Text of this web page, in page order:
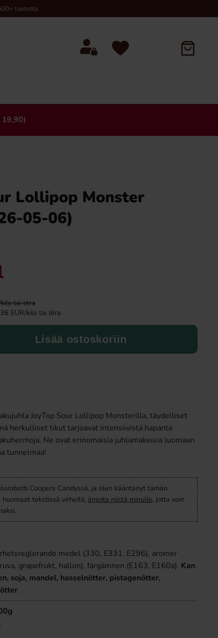
tuotetta
19,90)
Uusi!
Ronny & Ragge Buttcracker Chips Korv
Lollipop Monster
05-06)
tai litra
EUR/kilo tai litra
Lisää ostoskoriin
JoyTop Sour Lollipop Monsterilla, täydelliset
herkulliset tikut tarjoavat intensiivistä hapanta
Ne ovat erinomaisia juhlamakeisia luomaan
tunnelmaa!
Coopers Candyssä, ja olen kääntänyt tämän
tekstissä virheitä, ilmoita niistä minulle, jotta voin
medel (330, E331, E296), aromer
grapefrukt, hallon), färgämnen (E163, E160a). Kan
soja, mandel, hasselnötter, pistagenötter,
.